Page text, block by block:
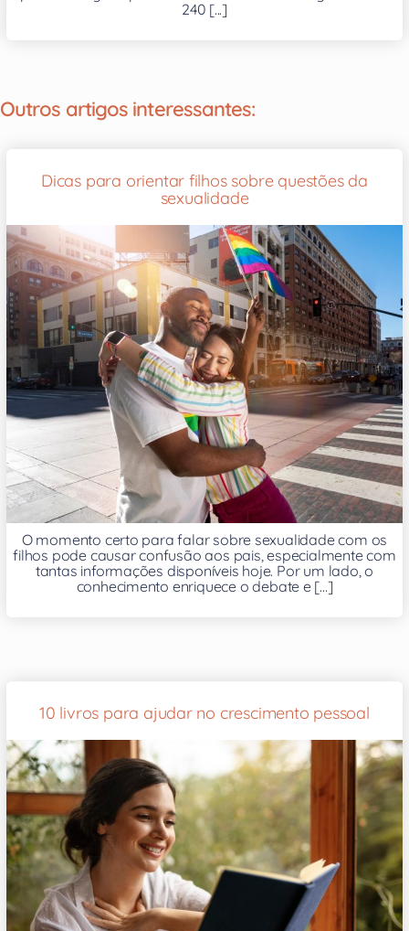
240 [...]
Outros artigos interessantes:
Dicas para orientar filhos sobre questões da
sexualidade
O momento certo para falar sobre sexualidade com os
filhos pode causar confusão aos pais, especialmente com
tantas informações disponíveis hoje. Por um lado, o
conhecimento enriquece o debate e [...]
10 livros para ajudar no crescimento pessoal